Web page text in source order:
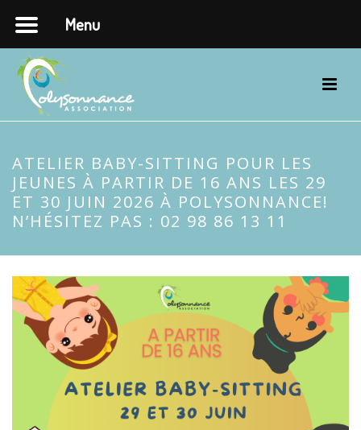
ATELIER BABY-SITTING POUR LES
JEUNES À PARTIR DE 16 ANS LES 29
ET 30 JUIN 2026 À POLYSONNANCE!
N’HÉSITEZ PAS : 02 98 86 13 11
Menu